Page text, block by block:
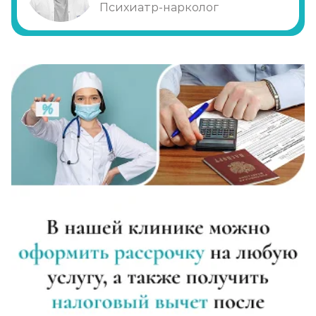
Диагностика алкоголизма
Лечение похмелья
от 1 500 ₽ Записаться
Экстренное вытрезвление
от 2 000 ₽ Записаться
Прокапаться от алкоголя
от 2 000 ₽ Записаться
Круглосуточный вывод из запоя
от 3 500 ₽ Записаться
Психиатр-нарколог